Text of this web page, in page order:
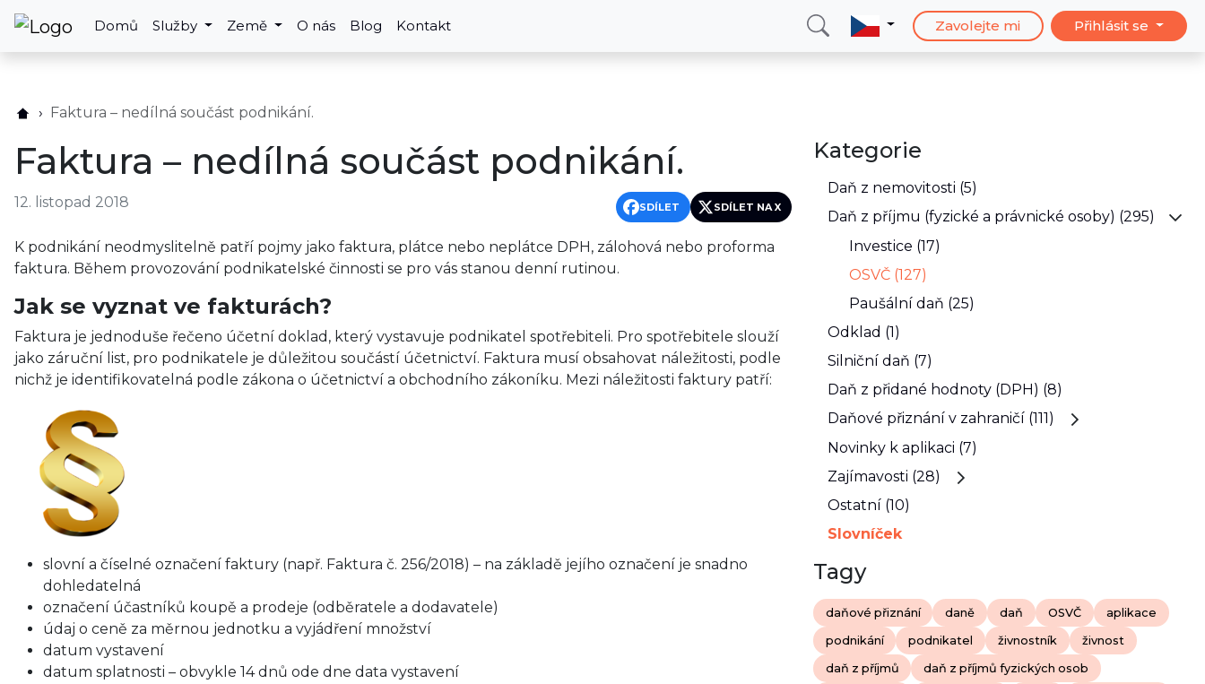
Domů Služby Země O nás Blog Kontakt Zavolejte mi Přihlásit se
Faktura – nedílná součást podnikání.
Faktura – nedílná součást podnikání.
12. listopad 2018 SDÍLET SDÍLET NA X
K podnikání neodmyslitelně patří pojmy jako faktura, plátce nebo neplátce DPH, zálohová nebo proforma
faktura. Během provozování podnikatelské činnosti se pro vás stanou denní rutinou.
Jak se vyznat ve fakturách?
Faktura je jednoduše řečeno účetní doklad, který vystavuje podnikatel spotřebiteli. Pro spotřebitele slouží
jako záruční list, pro podnikatele je důležitou součástí účetnictví. Faktura musí obsahovat náležitosti, podle
nichž je identifikovatelná podle zákona o účetnictví a obchodního zákoníku. Mezi náležitosti faktury patří:
slovní a číselné označení faktury (např. Faktura č. 256/2018) – na základě jejího označení je snadno
dohledatelná
označení účastníků koupě a prodeje (odběratele a dodavatele)
údaj o ceně za měrnou jednotku a vyjádření množství
datum vystavení
datum splatnosti – obvykle 14 dnů ode dne data vystavení
Kategorie
Daň z nemovitosti (5)
Daň z příjmu (fyzické a právnické osoby) (295)
Investice (17)
OSVČ (127)
Paušální daň (25)
Odklad (1)
Silniční daň (7)
Daň z přidané hodnoty (DPH) (8)
Daňové přiznání v zahraničí (111)
Novinky k aplikaci (7)
Zajímavosti (28)
Ostatní (10)
Slovníček
Tagy
daňové přiznání daně daň OSVČ aplikace
podnikání podnikatel živnostník živnost
daň z příjmů daň z příjmů fyzických osob